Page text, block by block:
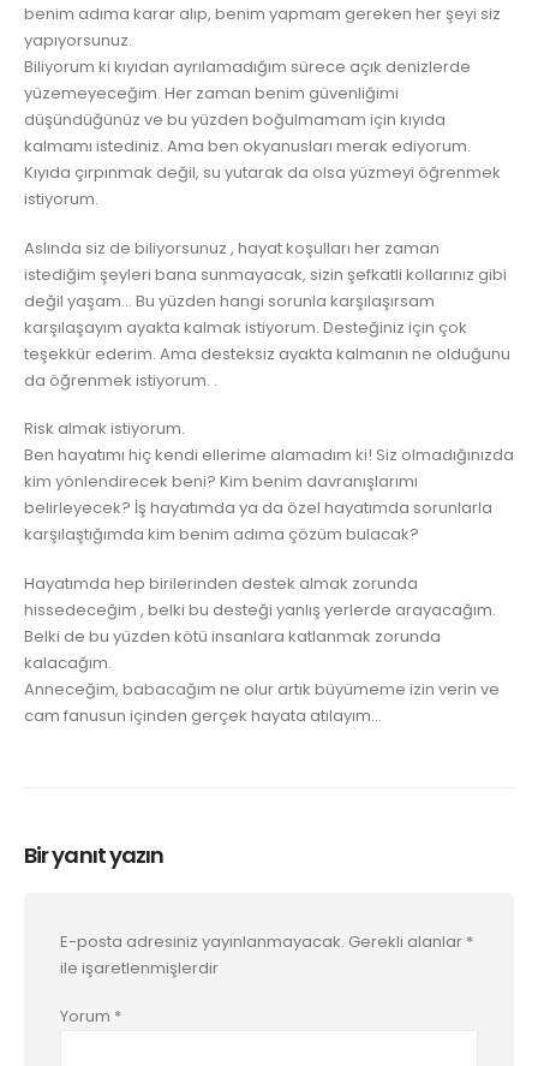
benim adıma karar alıp, benim yapmam gereken her şeyi siz
yapıyorsunuz.
Biliyorum ki kıyıdan ayrılamadığım sürece açık denizlerde
yüzemeyeceğim. Her zaman benim güvenliğimi
düşündüğünüz ve bu yüzden boğulmamam için kıyıda
kalmamı istediniz. Ama ben okyanusları merak ediyorum.
Kıyıda çırpınmak değil, su yutarak da olsa yüzmeyi öğrenmek
istiyorum.
Aslında siz de biliyorsunuz , hayat koşulları her zaman
istediğim şeyleri bana sunmayacak, sizin şefkatli kollarınız gibi
değil yaşam… Bu yüzden hangi sorunla karşılaşırsam
karşılaşayım ayakta kalmak istiyorum. Desteğiniz için çok
teşekkür ederim. Ama desteksiz ayakta kalmanın ne olduğunu
da öğrenmek istiyorum. .
Risk almak istiyorum.
Ben hayatımı hiç kendi ellerime alamadım ki! Siz olmadığınızda
kim yönlendirecek beni? Kim benim davranışlarımı
belirleyecek? İş hayatımda ya da özel hayatımda sorunlarla
karşılaştığımda kim benim adıma çözüm bulacak?
Hayatımda hep birilerinden destek almak zorunda
hissedeceğim , belki bu desteği yanlış yerlerde arayacağım.
Belki de bu yüzden kötü insanlara katlanmak zorunda
kalacağım.
Anneceğim, babacağım ne olur artık büyümeme izin verin ve
cam fanusun içinden gerçek hayata atılayım…
Bir yanıt yazın
E-posta adresiniz yayınlanmayacak. Gerekli alanlar *
ile işaretlenmişlerdir
Yorum *